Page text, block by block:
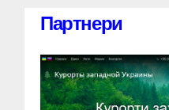
Партнери